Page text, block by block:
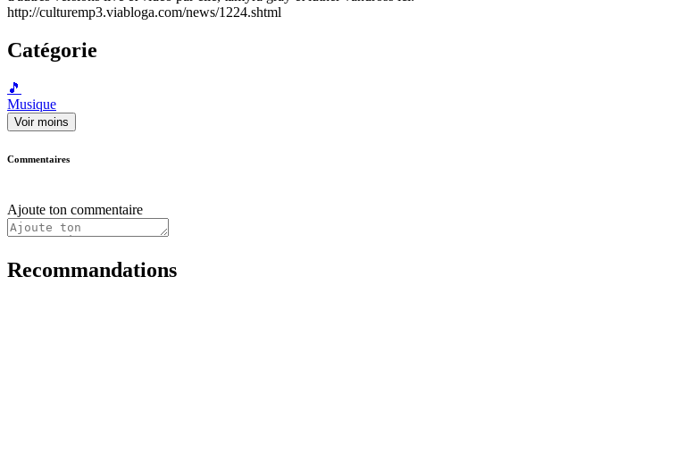
http://culturemp3.viabloga.com/news/1224.shtml
Catégorie
🎵
Musique
Voir moins
Commentaires
Ajoute ton commentaire
Recommandations